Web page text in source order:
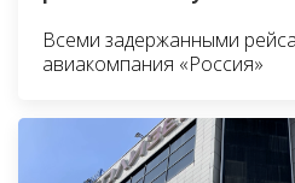
Всеми задержанными
авиакомпания «Россия»